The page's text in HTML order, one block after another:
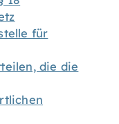
für
die die